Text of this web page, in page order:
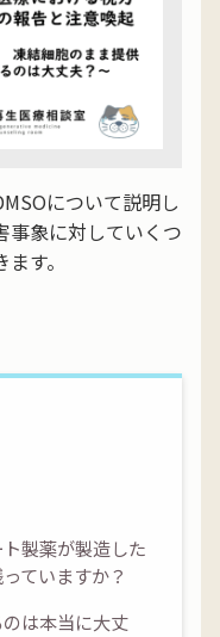
について説明し
事象に対していくつ
す。
製薬が製造した
ていますか？
は本当に大丈